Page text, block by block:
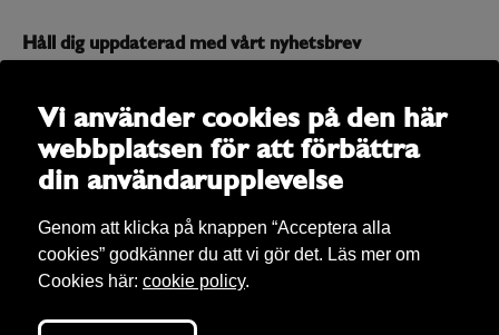
Håll dig uppdaterad med vårt nyhetsbrev
allt som är på gång
E-post
Vi använder cookies på den här
webbplatsen för att förbättra
din användarupplevelse
Genom att klicka på knappen “Acceptera alla
cookies” godkänner du att vi gör det. Läs mer om
Cookies här: cookie policy.